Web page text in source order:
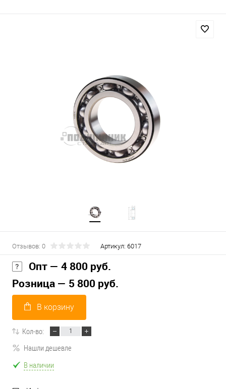
Отзывов: 0 Артикул: 6017
Опт — 4 800 руб.
Розница — 5 800 руб.
В корзину
Кол-во:
Нашли дешевле
В наличии